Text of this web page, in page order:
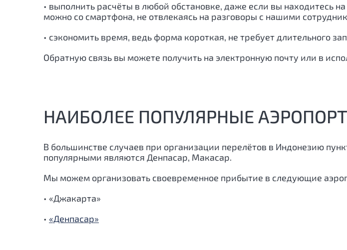
• выполнить расчёты в любой обстановке, даже если вы находитесь
можно со смартфона, не отвлекаясь на разговоры с нашими
• сэкономить время, ведь форма короткая, не требует длительного
Обратную связь вы можете получить на электронную почту или в
НАИБОЛЕЕ ПОПУЛЯРНЫЕ
В большинстве случаев при организации перелётов в Индонезию
популярными являются Денпасар, Макасар.
Мы можем организовать своевременное прибытие в следующие
• «Джакарта»
• «Денпасар»